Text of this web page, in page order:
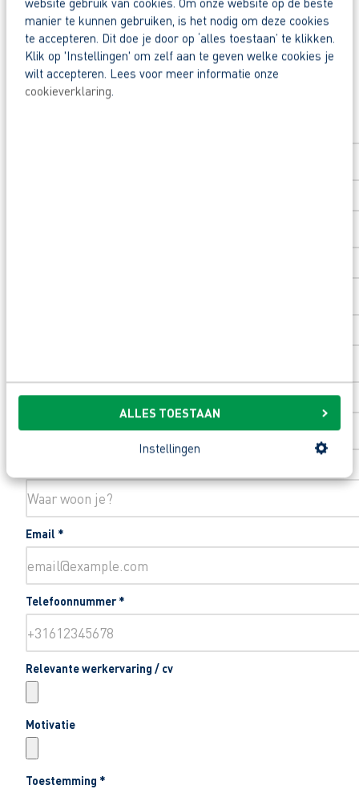
manier te kunnen gebruiken, is het nodig om deze cookies
te accepteren. Dit doe je door op ‘alles toestaan’ te klikken.
Klik op 'Instellingen' om zelf aan te geven welke cookies je
wilt accepteren. Lees voor meer informatie onze
cookieverklaring.
ALLES TOESTAAN
Instellingen
Zo maak je werk van jouw toekomst
Reageer nu op deze vacature. Al binnen 1
Waarom solliciteren via AB Vakwerk?
Opleidingsvoucher van €1.000,00 voor een
Deel deze vacature:
Solliciteer direct
Toevoeging huisnummer
Email *
Telefoonnummer *
Relevante werkervaring / cv
Motivatie
Toestemming *